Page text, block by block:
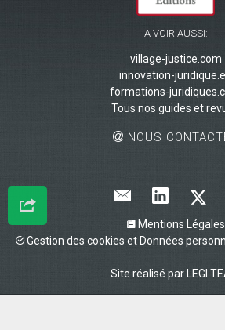
A VOIR AUSSI:
village-justice.com
innovation-
formations-
Tous nos guides et
NOUS
Mentions Légales
Gestion des cookies et Données
Site réalisé par LEGI